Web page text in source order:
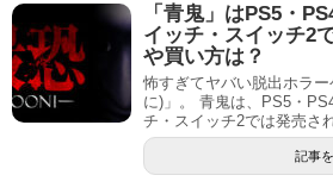
「青鬼」はPS5・
イッチ・スイッチ2
や買い方は？
怖すぎてヤバい脱出ホラ
に)」。 青鬼は、PS5・
チ・スイッチ2では発売さ
記事